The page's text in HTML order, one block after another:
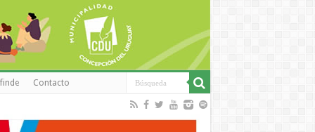
Contacto